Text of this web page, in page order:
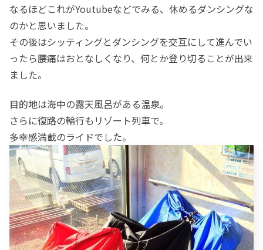
なるほどこれがYoutubeなどでみる、休めるダンシングな
のかと思いました。
その後はシッティングとダンシングを交互にして進んでい
ったら腰痛はおとなしくなり、何とか登り切ることが出来
ました。
目的地は海中の露天風呂がある温泉。
さらに復路の輪行もリゾート列車で。
多幸感満載のライドでした。